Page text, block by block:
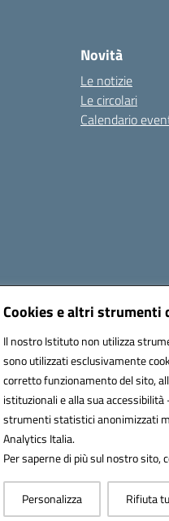
Cookies e altri strumenti
Il nostro Istituto non utilizza
sono utilizzati esclusivamente
corretto funzionamento del sito,
istituzionali e alla sua
strumenti statistici anonimizzati
Analytics Italia.
Per saperne di più sul nostro sito,
Personalizza Rifiuta
Novità
Le notizie
Le circolari
Calendario